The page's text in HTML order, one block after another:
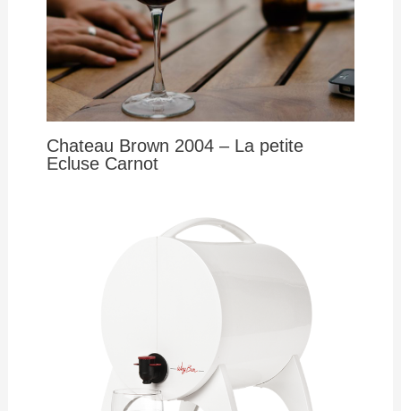
Chateau Brown 2004 – La petite
Ecluse Carnot